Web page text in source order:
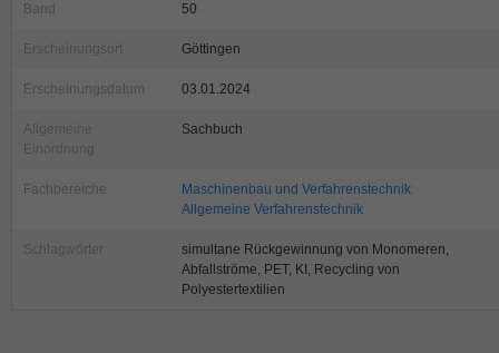
Band 50
Erscheinungsort Göttingen
Erscheinungsdatum 03.01.2024
Allgemeine
Einordnung
Sachbuch
Fachbereiche
Maschinenbau und Verfahrenstechnik
Allgemeine Verfahrenstechnik
Schlagwörter
simultane Rückgewinnung von Monomeren,
Abfallströme, PET, KI, Recycling von
Polyestertextilien